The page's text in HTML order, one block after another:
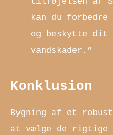
kan du forbedre
og beskytte dit
vandskader.”
Konklusion
Bygning af et
at vælge de rigtige